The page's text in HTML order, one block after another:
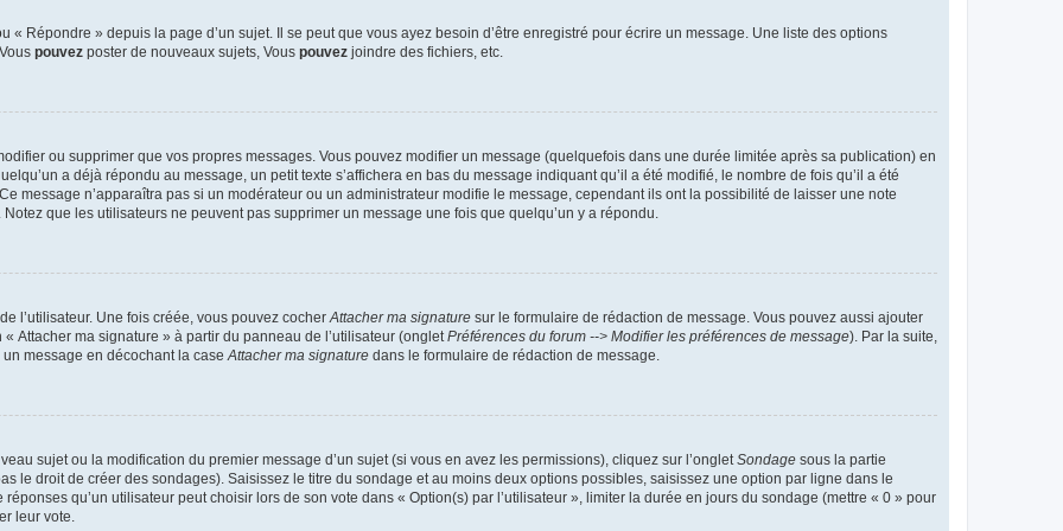
« Répondre » depuis la page d’un sujet. Il se peut que vous ayez besoin d’être enregistré pour écrire un message. Une liste des options
pouvez poster de nouveaux sujets, Vous pouvez joindre des fichiers, etc.
ou supprimer que vos propres messages. Vous pouvez modifier un message (quelquefois dans une durée limitée après sa publication) en
a déjà répondu au message, un petit texte s’affichera en bas du message indiquant qu’il a été modifié, le nombre de fois qu’il a été
message n’apparaîtra pas si un modérateur ou un administrateur modifie le message, cependant ils ont la possibilité de laisser une note
que les utilisateurs ne peuvent pas supprimer un message une fois que quelqu’un y a répondu.
l’utilisateur. Une fois créée, vous pouvez cocher Attacher ma signature sur le formulaire de rédaction de message. Vous pouvez aussi ajouter
Attacher ma signature » à partir du panneau de l’utilisateur (onglet Préférences du forum --> Modifier les préférences de message). Par la suite,
message en décochant la case Attacher ma signature dans le formulaire de rédaction de message.
sujet ou la modification du premier message d’un sujet (si vous en avez les permissions), cliquez sur l’onglet Sondage sous la partie
le droit de créer des sondages). Saisissez le titre du sondage et au moins deux options possibles, saisissez une option par ligne dans le
qu’un utilisateur peut choisir lors de son vote dans « Option(s) par l’utilisateur », limiter la durée en jours du sondage (mettre « 0 » pour
leur vote.